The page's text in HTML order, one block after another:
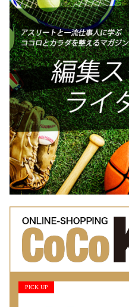
PICK UP